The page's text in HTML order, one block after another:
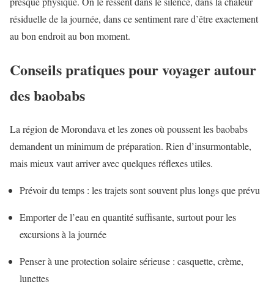
résiduelle de la journée, dans ce sentiment rare d’être exactement
au bon endroit au bon moment.
Conseils pratiques pour voyager autour
des baobabs
La région de Morondava et les zones où poussent les baobabs
demandent un minimum de préparation. Rien d’insurmontable,
mais mieux vaut arriver avec quelques réflexes utiles.
Prévoir du temps : les trajets sont souvent plus longs que prévu
Emporter de l’eau en quantité suffisante, surtout pour les
excursions à la journée
Penser à une protection solaire sérieuse : casquette, crème,
lunettes